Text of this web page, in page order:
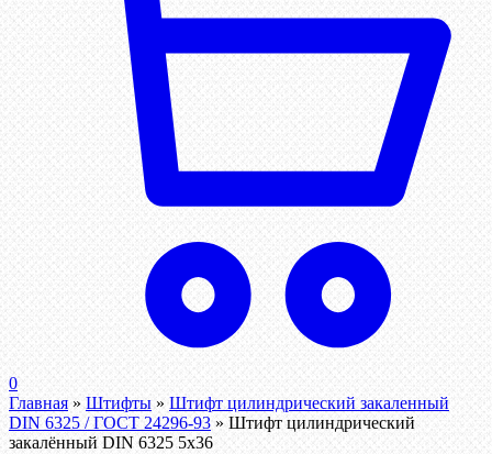
0
Главная » Штифты » Штифт цилиндрический закаленный
DIN 6325 / ГОСТ 24296-93 » Штифт цилиндрический
закалённый DIN 6325 5х36